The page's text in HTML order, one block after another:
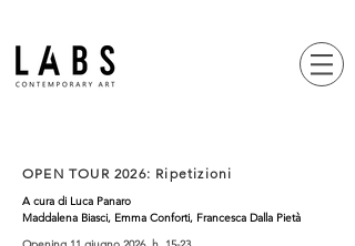
OPEN TOUR 2026: Ripetizioni
A cura di Luca Panaro
Maddalena Biasci, Emma Conforti, Francesca Dalla Pietà